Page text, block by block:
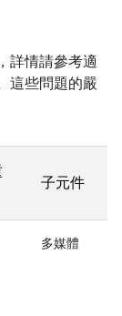
詳情請參考適
這些問題的嚴
子元件
多媒體